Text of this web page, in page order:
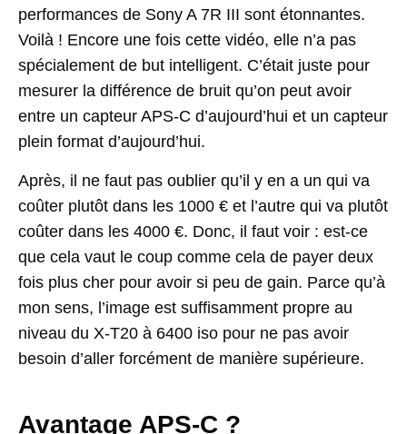
performances de Sony A 7R III sont étonnantes.
Voilà ! Encore une fois cette vidéo, elle n’a pas
spécialement de but intelligent. C’était juste pour
mesurer la différence de bruit qu’on peut avoir
entre un capteur APS-C d’aujourd’hui et un capteur
plein format d’aujourd’hui.
Après, il ne faut pas oublier qu’il y en a un qui va
coûter plutôt dans les 1000 € et l’autre qui va plutôt
coûter dans les 4000 €. Donc, il faut voir : est-ce
que cela vaut le coup comme cela de payer deux
fois plus cher pour avoir si peu de gain. Parce qu’à
mon sens, l’image est suffisamment propre au
niveau du X-T20 à 6400 iso pour ne pas avoir
besoin d’aller forcément de manière supérieure.
Avantage APS-C ?